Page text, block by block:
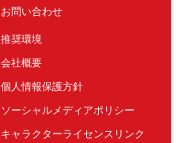
お問い合わせ
推奨環境
会社概要
個人情報保護方針
ソーシャルメディアポリシー
キャラクターライセンスリンク